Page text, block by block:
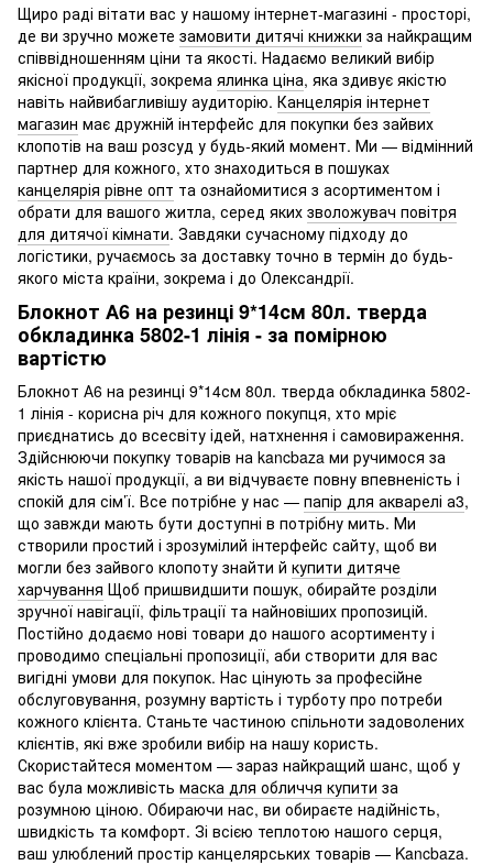
Щиро раді вітати вас у нашому інтернет-магазині - просторі,
де ви зручно можете замовити дитячі книжки за найкращим
співвідношенням ціни та якості. Надаємо великий вибір
якісної продукції, зокрема ялинка ціна, яка здивує якістю
навіть найвибагливішу аудиторію. Канцелярія інтернет
магазин має дружній інтерфейс для покупки без зайвих
клопотів на ваш розсуд у будь-який момент. Ми — відмінний
партнер для кожного, хто знаходиться в пошуках
канцелярія рівне опт та ознайомитися з асортиментом і
обрати для вашого житла, серед яких зволожувач повітря
для дитячої кімнати. Завдяки сучасному підходу до
логістики, ручaємось за доставку точно в термін до будь-
якого міста країни, зокрема і до Олександрії.
Блокнот А6 на резинці 9*14см 80л. тверда
обкладинка 5802-1 лінія - за помірною
вартістю
Блокнот А6 на резинці 9*14см 80л. тверда обкладинка 5802-
1 лінія - корисна річ для кожного покупця, хто мріє
приєднатись до всесвіту ідей, натхнення і самовираження.
Здійснюючи покупку товарів на kancbaza ми ручимося за
якість нашої продукції, а ви відчуваєте повну впевненість і
спокій для сім’ї. Все потрібне у нас — папір для акварелі а3,
що завжди мають бути доступні в потрібну мить. Ми
створили простий і зрозумілий інтерфейс сайту, щоб ви
могли без зайвого клопоту знайти й купити дитяче
харчування Щоб пришвидшити пошук, обирайте розділи
зручної навігації, фільтрації та найновіших пропозицій.
Постійно додаємо нові товари до нашого асортименту і
проводимо спеціальні пропозиції, аби створити для вас
вигідні умови для покупок. Нас цінують за професійне
обслуговування, розумну вартість і турботу про потреби
кожного клієнта. Станьте частиною спільноти задоволених
клієнтів, які вже зробили вибір на нашу користь.
Скористайтеся моментом — зараз найкращий шанс, щоб у
вас була можливість маска для обличчя купити за
розумною ціною. Обираючи нас, ви обираєте надійність,
швидкість та комфорт. Зі всією теплотою нашого серця,
ваш улюблений простір канцелярських товарів — Kancbaza.